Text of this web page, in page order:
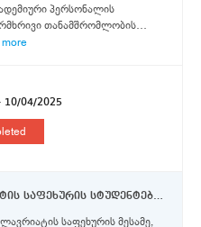
პერსონალის
თანამშრომლობის
10/04/2025
კონკურსი თსუ-ს ბაკალავრიატის საფეხურის სტუდენტებისთვის ერაზმუს+ პროგრამის სტიპენდიების მოსაპოვებლად
საფეხურის მესამე,